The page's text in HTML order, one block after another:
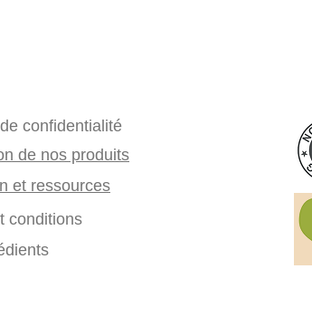
confidentialité
de nos produits
et ressources
conditions